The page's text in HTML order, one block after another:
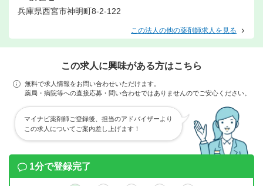
兵庫県西宮市神明町8-2-122
この法人の他の薬剤師求人を見る
この求人に興味がある方はこちら
無料で求人情報をお問い合わせいただけます。
薬局・病院等への直接応募・問い合わせではありませんのでご安心ください。
マイナビ薬剤師ご登録後、担当のアドバイザーより
この求人についてご案内差し上げます！
1分で登録完了